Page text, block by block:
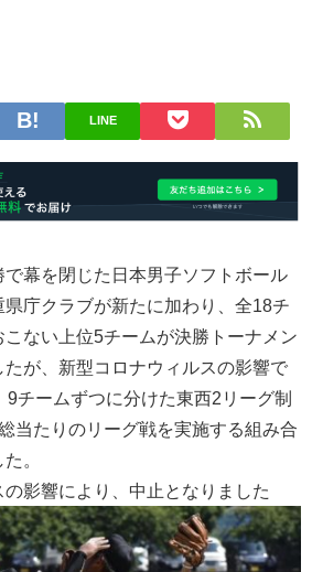
LINE
幕を閉じた日本男子ソフトボール
県庁クラブが新たに加わり、全18チ
ない上位5チームが決勝トーナメン
たが、新型コロナウィルスの影響で
9チームずつに分けた東西2リーグ制
当たりのリーグ戦を実施する組み合
。
影響により、中止となりました